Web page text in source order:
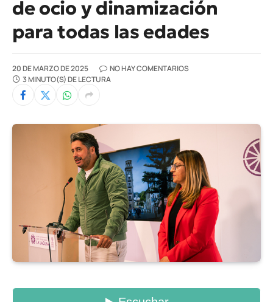
de ocio y dinamización
para todas las edades
20 DE MARZO DE 2025
NO HAY COMENTARIOS
3 MINUTO(S) DE LECTURA